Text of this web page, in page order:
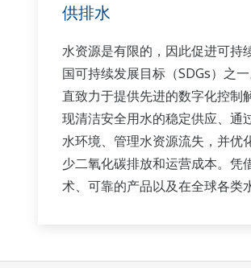
供排水
水资源是有限的，因此促进可持
国可持续发展目标（SDGs）之
直致力于提供先进的数字化控制
现清洁安全用水的稳定供应、通
水环境、管理水资源流失，并优
少二氧化碳排放和运营成本。凭
术、可靠的产品以及在全球各类